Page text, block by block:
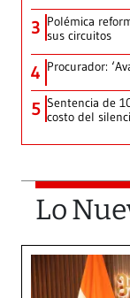
3 Polémica
sus circuitos
4 Procurador:
5 Sentencia de
costo del
Lo